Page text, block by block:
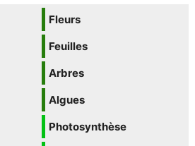
Fleurs
Feuilles
Arbres
Algues
Photosynthèse